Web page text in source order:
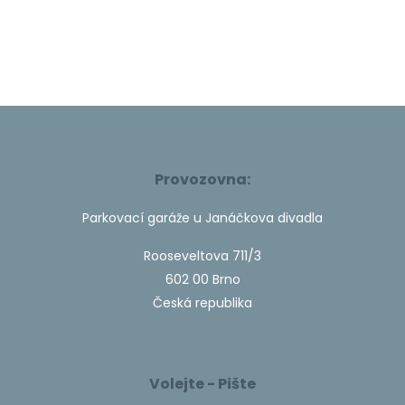
Provozovna:
Parkovací garáže u Janáčkova divadla
Rooseveltova 711/3
602 00 Brno
Česká republika
Volejte - Pište